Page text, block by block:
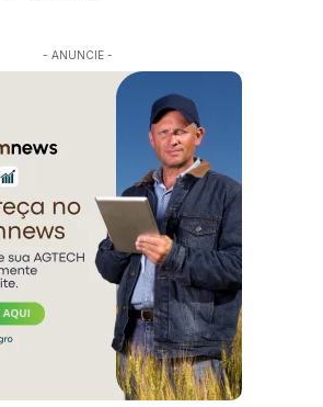
- ANUNCIE -